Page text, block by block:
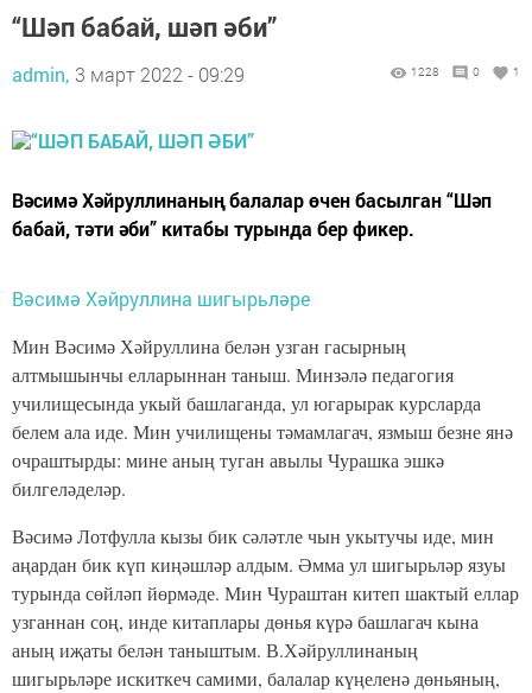
“Шәп бабай, шәп әби”
admin, 3 март 2022 - 09:29 1228 0 1
Вәсимә Хәйруллинаның балалар өчен басылган “Шәп
бабай, тәти әби” китабы турында бер фикер.
Вәсимә Хәйруллина шигырьләре
Мин Вәсимә Хәйруллина белән узган гасырның
алтмышынчы елларыннан таныш. Минзәлә педагогия
училищесында укый башлаганда, ул югарырак курсларда
белем ала иде. Мин училищены тәмамлагач, язмыш безне янә
очраштырды: мине аның туган авылы Чурашка эшкә
билгеләделәр.
Вәсимә Лотфулла кызы бик сәләтле чын укытучы иде, мин
аңардан бик күп киңәшләр алдым. Әмма ул шигырьләр язуы
турында сөйләп йөрмәде. Мин Чураштан китеп шактый еллар
узганнан соң, инде китаплары дөнья күрә башлагач кына
аның иҗаты белән таныштым. В.Хәйруллинаның
шигырьләре искиткеч самими, балалар күңеленә дөньяның,